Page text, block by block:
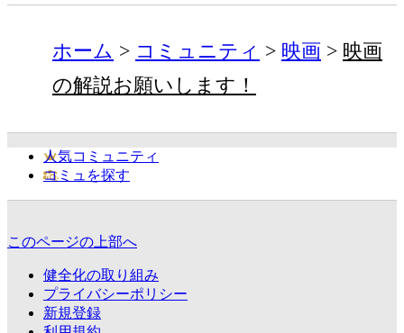
ホーム コミュニティ 映画
映画
の解説お願いします！
人気コミュニティ
コミュを探す
このページの上部へ
健全化の取り組み
プライバシーポリシー
新規登録